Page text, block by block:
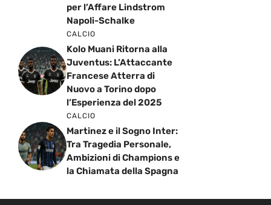
per l’Affare Lindstrom
Napoli-Schalke
CALCIO
Kolo Muani Ritorna alla
Juventus: L’Attaccante
Francese Atterra di
Nuovo a Torino dopo
l’Esperienza del 2025
CALCIO
Martinez e il Sogno Inter:
Tra Tragedia Personale,
Ambizioni di Champions e
la Chiamata della Spagna